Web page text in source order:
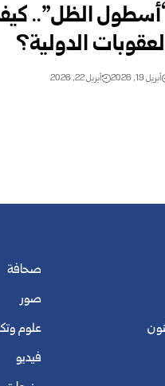
الظل”.. كيف
الدولية؟
أبريل 19, 2026 أبريل 22, 2026
صحافة
صور
علوم
فيديو